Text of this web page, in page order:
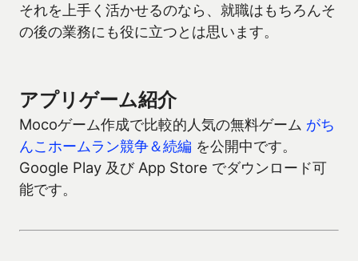
それを上手く活かせるのなら、就職はもちろんそ
の後の業務にも役に立つとは思います。
アプリゲーム紹介
Mocoゲーム作成で比較的人気の無料ゲーム がち
んこホームラン競争＆続編 を公開中です。
Google Play 及び App Store でダウンロード可
能です。